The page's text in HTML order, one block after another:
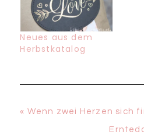
Neues aus dem
Herbstkatalog
Vorheriger
« Wenn zwei Herzen sich